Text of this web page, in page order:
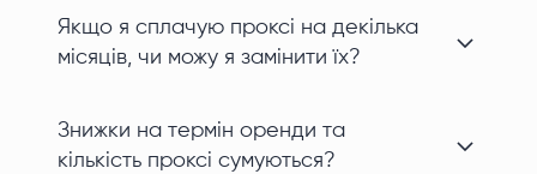
Якщо я сплачую проксі на декілька
місяців, чи можу я замінити їх?
Знижки на термін оренди та
кількість проксі сумуються?